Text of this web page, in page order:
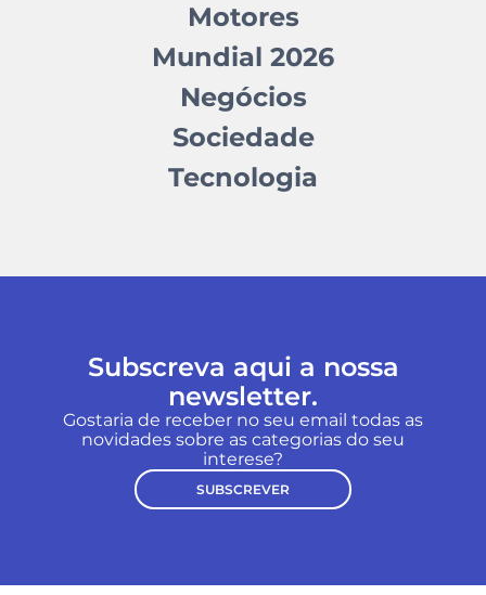
Motores
Mundial 2026
Negócios
Sociedade
Tecnologia
Subscreva aqui a nossa
newsletter.
Gostaria de receber no seu email todas as
novidades sobre as categorias do seu
interese?
SUBSCREVER